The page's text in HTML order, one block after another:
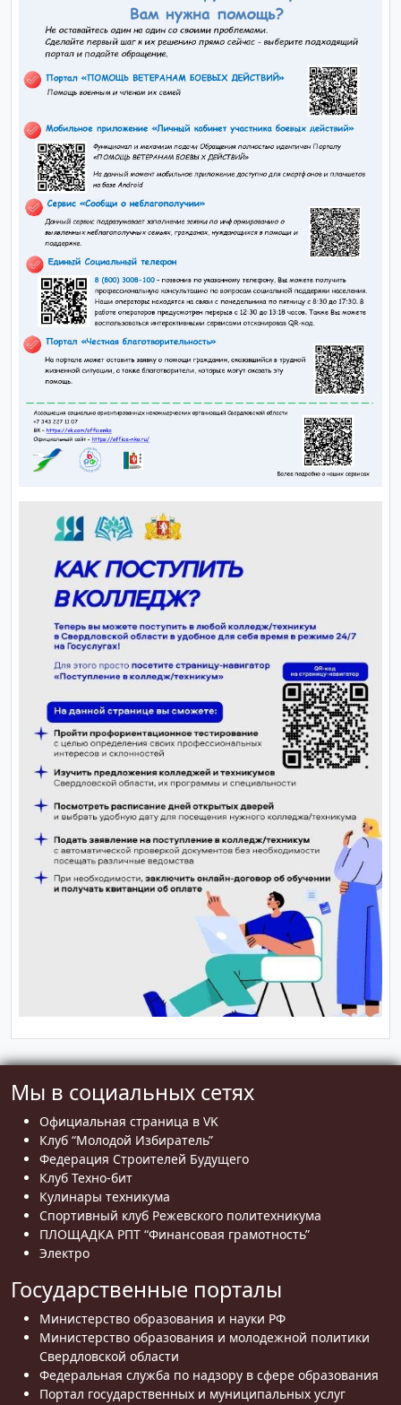
Мы в социальных сетях
Официальная страница в VK
Клуб “Молодой Избиратель”
Федерация Строителей Будущего
Клуб Техно-бит
Кулинары техникума
Спортивный клуб Режевского политехникума
ПЛОЩАДКА РПТ “Финансовая грамотность”
Электро
Государственные порталы
Министерство образования и науки РФ
Министерство образования и молодежной политики
Свердловской области
Федеральная служба по надзору в сфере образования
Портал государственных и муниципальных услуг